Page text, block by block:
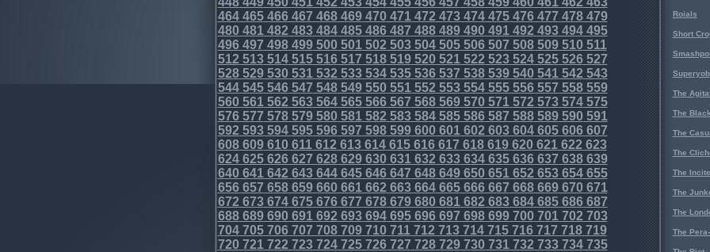
464465466467 468469470471472 473474475476477 478479
480481482 483484485486487 488489490491492 493494495
496497 498499500501502 503504505506507 508509510511
512 513514515516517 518519520521522 523524525526527
528529530531532 533534535536537 538539540541542 543
544545546547 548549550551552 553554555556557 558559
560561562 563564565566567 568569570571572 573574575
576577 578579580581582 583584585586587 588589590591
592 593594595596597 598599600601602 603604605606607
608609610611612 613614615616617 618619620621622 623
624625626627 628629630631632 633634635636637 638639
640641642 643644645646647 648649650651652 653654655
656657 658659660661662 663664665666667 668669670671
672 673674675676677 678679680681682 683684685686687
688689690691692 693694695696697 698699700701702 703
704705706707 708709710711712 713714715716717 718719
720721722 723724725726727 728729730731732 733734735
Roials
Short
Superyob
The
The
The
The
The
The
The
The